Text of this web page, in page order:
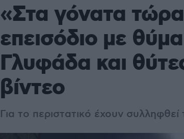
«Στα γόνατα
επεισόδιο με
Γλυφάδα και
βίντεο
Για το περιστατικό έχουν συλληφθεί